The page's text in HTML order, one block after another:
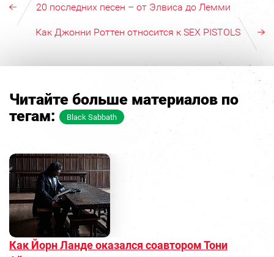
20 последних песен – от Элвиса до Лемми
Как Джонни Роттен относится к SEX PISTOLS
Читайте больше материалов по
тегам:
Black Sabbath
Как Йорн Ланде оказался соавтором Тони